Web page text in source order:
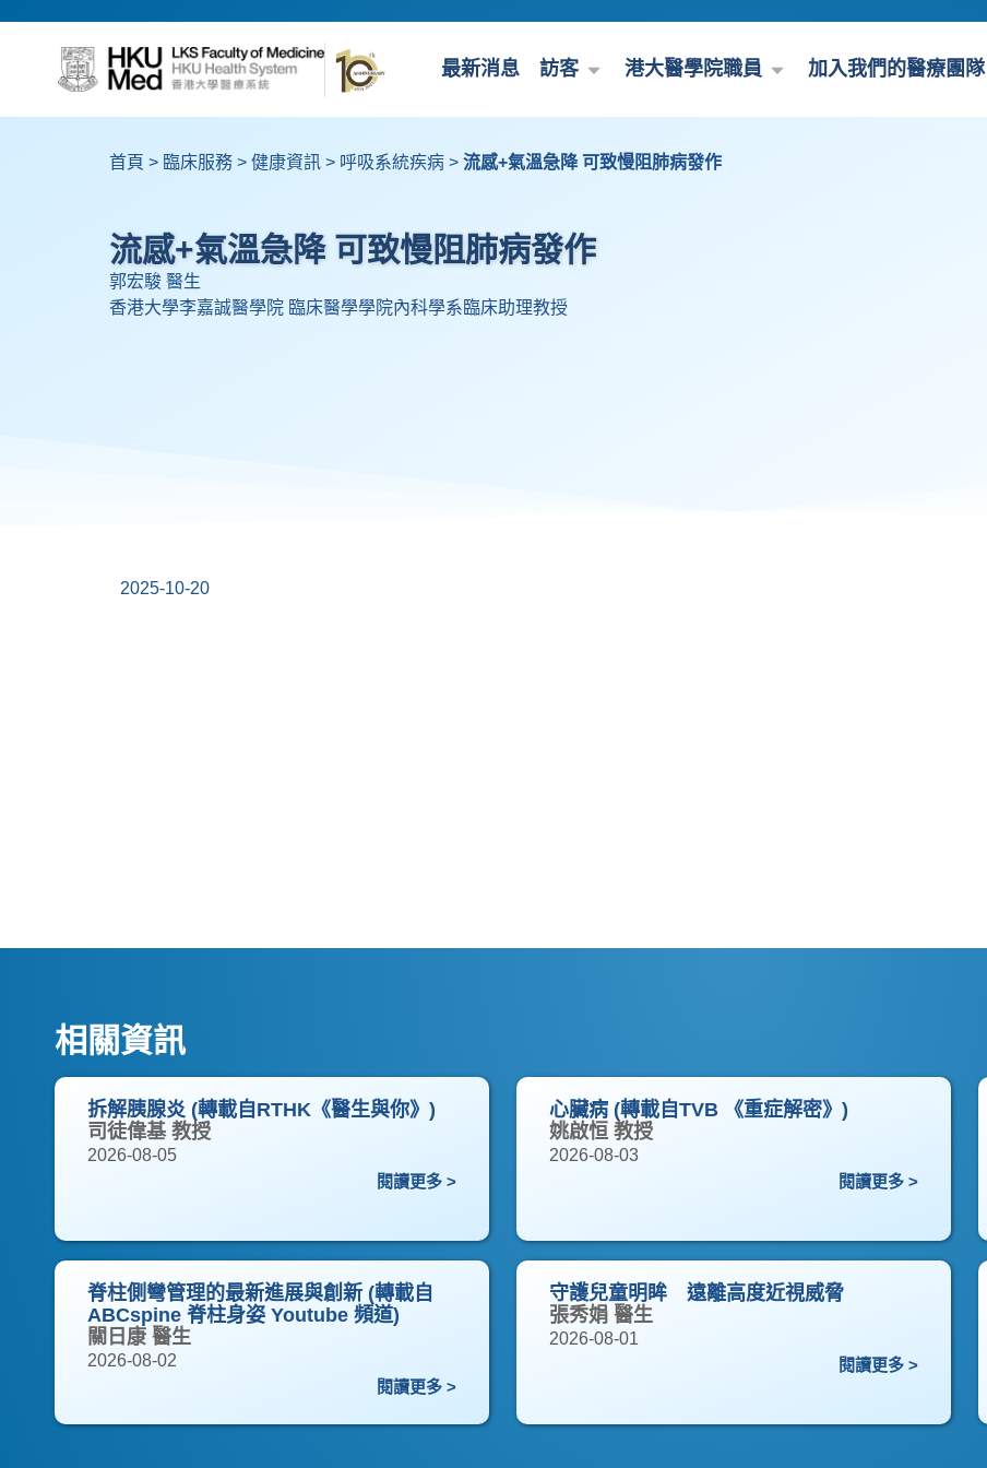
最新消息 訪客 港大醫學院職員 加入我們的醫療團隊
首頁 > 臨床服務 > 健康資訊 > 呼吸系統疾病 > 流感+氣溫急降 可致慢阻肺病發作
流感+氣溫急降 可致慢阻肺病發作
郭宏駿 醫生
香港大學李嘉誠醫學院 臨床醫學學院內科學系臨床助理教授
2025-10-20
相關資訊
拆解胰腺炎 (轉載自RTHK《醫生與你》)
司徒偉基 教授
2026-08-05
閱讀更多 >
心臟病 (轉載自TVB 《重症解密》)
姚啟恒 教授
2026-08-03
閱讀更多 >
脊柱側彎管理的最新進展與創新 (轉載自
ABCspine 脊柱身姿 Youtube 頻道)
關日康 醫生
2026-08-02
閱讀更多 >
守護兒童明眸 遠離高度近視威脅
張秀娟 醫生
2026-08-01
閱讀更多 >